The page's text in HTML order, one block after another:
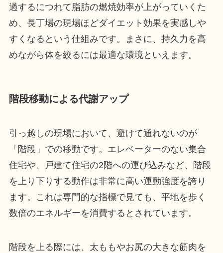
過するにつれて脂肪の燃焼効率が上がっていくた
め、長丁場の現場ほどダイエット効果を実感しや
すくなるという仕組みです。まさに、持久力を高
めながら体を絞るには最適な環境といえます。
階段移動による代謝アップ
引っ越しの現場において、避けて通れないのが
「階段」での移動です。エレベーターのない集合
住宅や、戸建て住宅の2階への運び込みなど、階段
を上り下りする動作は非常に高い運動強度を誇り
ます。これは専門的な指標で見ても、平地を歩く
数倍のエネルギーを消費するとされています。
階段を上る際には、太ももやお尻の大きな筋肉を